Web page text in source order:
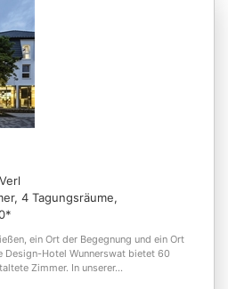
4 Tagungsräume,
ein Ort der Begegnung und ein Ort
Design-Hotel Wunnerswat bietet 60
Zimmer. In unserer...